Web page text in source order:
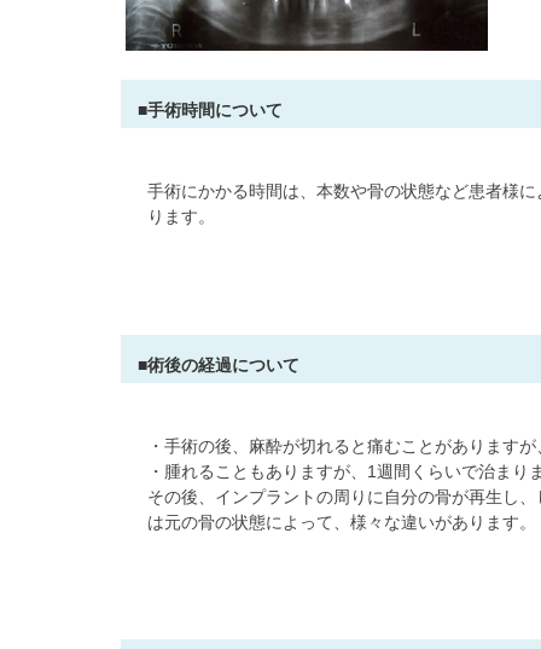
■手術時間について
手術にかかる時間は、本数や骨の状態など患者様
ります。
■術後の経過について
・手術の後、麻酔が切れると痛むことがあります
・腫れることもありますが、1週間くらいで治まり
その後、インプラントの周りに自分の骨が再生し
は元の骨の状態によって、様々な違いがあります。